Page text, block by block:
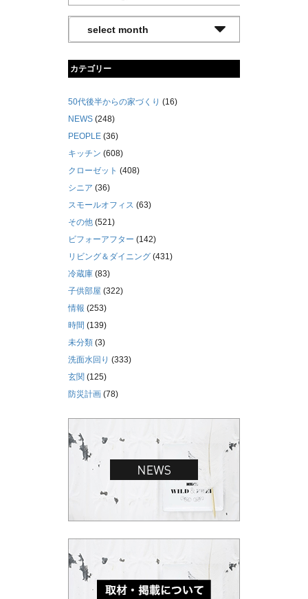
カテゴリー
50代後半からの家づくり (16)
NEWS (248)
PEOPLE (36)
キッチン (608)
クローゼット (408)
シニア (36)
スモールオフィス (63)
その他 (521)
ビフォーアフター (142)
リビング＆ダイニング (431)
冷蔵庫 (83)
子供部屋 (322)
情報 (253)
時間 (139)
未分類 (3)
洗面水回り (333)
玄関 (125)
防災計画 (78)